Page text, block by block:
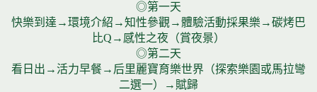
◎第一天
快樂到達→環境介紹→知性參觀→體驗活動採果樂→碳烤巴
比Q→感性之夜（賞夜景）
◎第二天
看日出→活力早餐→后里麗寶育樂世界（探索樂園或馬拉彎
二選一）→賦歸